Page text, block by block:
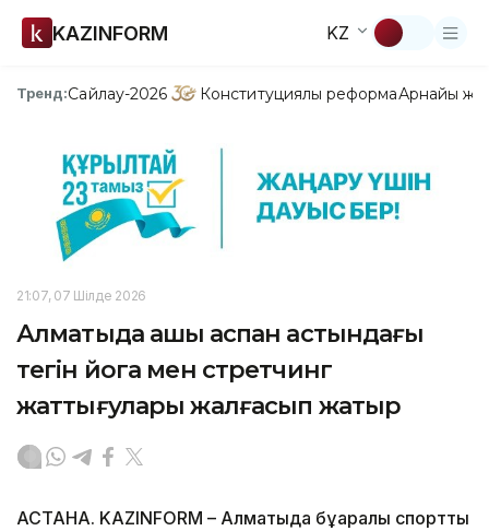
KAZINFORM KZ
Тренд:Сайлау-2026 Конституциялық реформаАрнайы
21:07, 07 Шілде 2026
Алматыда ашық аспан астындағы
тегін йога мен стретчинг
жаттығулары жалғасып жатыр
АСТАНА. KAZINFORM – Алматыда бұқаралық спортты